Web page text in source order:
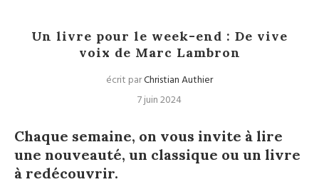
Un livre pour le week-end : De vive
voix de Marc Lambron
écrit parChristian Authier
7 juin 2024
Chaque semaine, on vous invite à lire
une nouveauté, un classique ou un livre
à redécouvrir.